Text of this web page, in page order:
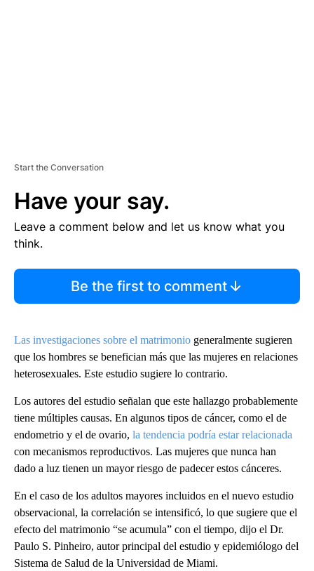
Start the Conversation
Have your say.
Leave a comment below and let us know what you
think.
Be the first to comment
Las investigaciones sobre el matrimonio generalmente sugieren
que los hombres se benefician más que las mujeres en relaciones
heterosexuales. Este estudio sugiere lo contrario.
Los autores del estudio señalan que este hallazgo probablemente
tiene múltiples causas. En algunos tipos de cáncer, como el de
endometrio y el de ovario, la tendencia podría estar relacionada
con mecanismos reproductivos. Las mujeres que nunca han
dado a luz tienen un mayor riesgo de padecer estos cánceres.
En el caso de los adultos mayores incluidos en el nuevo estudio
observacional, la correlación se intensificó, lo que sugiere que el
efecto del matrimonio “se acumula” con el tiempo, dijo el Dr.
Paulo S. Pinheiro, autor principal del estudio y epidemiólogo del
Sistema de Salud de la Universidad de Miami.